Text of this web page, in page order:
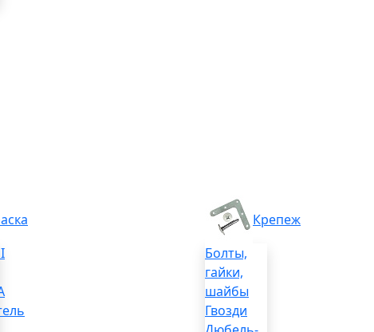
Крепеж
Болты,
гайки,
шайбы
Гвозди